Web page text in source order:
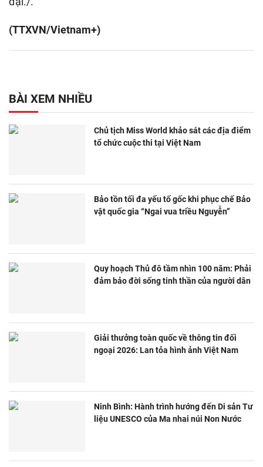
(TTXVN/Vietnam+)
BÀI XEM NHIỀU
Chủ tịch Miss World khảo sát các địa điểm
tổ chức cuộc thi tại Việt Nam
Bảo tồn tối đa yếu tố gốc khi phục chế Bảo
vật quốc gia “Ngai vua triều Nguyễn”
Quy hoạch Thủ đô tầm nhìn 100 năm: Phải
đảm bảo đời sống tinh thần của người dân
Giải thưởng toàn quốc về thông tin đối
ngoại 2026: Lan tỏa hình ảnh Việt Nam
Ninh Bình: Hành trình hướng đến Di sản Tư
liệu UNESCO của Ma nhai núi Non Nước